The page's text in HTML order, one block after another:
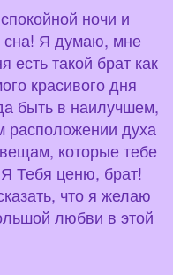
ночи и
сна! Я думаю, мне
есть такой брат как
красивого дня
быть в наилучшем,
духа
которые тебе
Тебя ценю, брат!
что я желаю
любви в этой